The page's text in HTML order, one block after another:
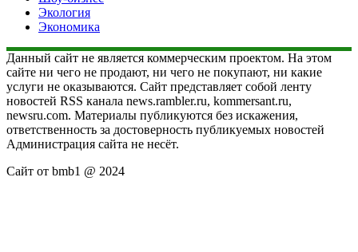
Экология
Экономика
Данный сайт не является коммерческим проектом. На этом
сайте ни чего не продают, ни чего не покупают, ни какие
услуги не оказываются. Сайт представляет собой ленту
новостей RSS канала news.rambler.ru, kommersant.ru,
newsru.com. Материалы публикуются без искажения,
ответственность за достоверность публикуемых новостей
Администрация сайта не несёт.
Сайт от bmb1 @ 2024